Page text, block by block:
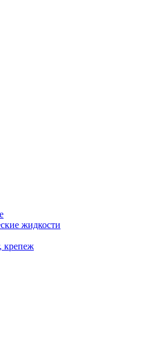
жидкости
крепеж